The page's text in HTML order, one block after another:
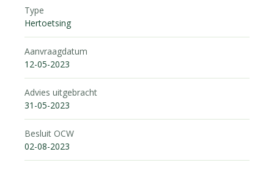
Type
Hertoetsing
Aanvraagdatum
12-05-2023
Advies uitgebracht
31-05-2023
Besluit OCW
02-08-2023